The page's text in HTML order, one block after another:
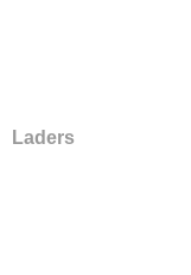
Laders